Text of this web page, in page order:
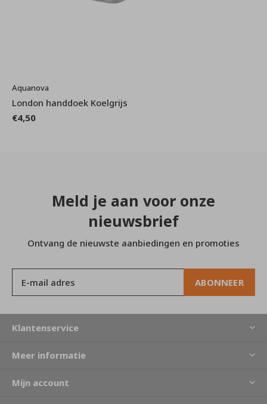
Aquanova
London handdoek Koelgrijs
€4,50
Meld je aan voor onze
nieuwsbrief
Ontvang de nieuwste aanbiedingen en promoties
ABONNEER
Klantenservice
Meer informatie
Mijn account